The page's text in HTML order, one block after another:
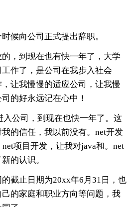
候向公司正式提出辞职。
，到现在也有快一年了，大学
作了，是公司在我步入社会
让我慢慢的适应公司，让我慢
的好永远记在心中！
入公司，到现在也快一年了。这
的信任，我以前没有。net开发
项目开发，让我对java和。net
的认识。
截止日期为20xx年6月31日，也
的家庭和职业方向等问题，我